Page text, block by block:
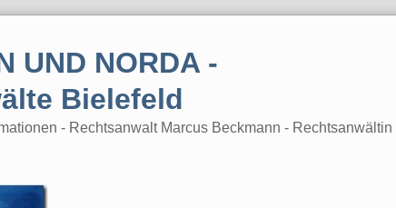
UND NORDA -
Bielefeld
- Rechtsanwalt Marcus Beckmann - Rechtsanwältin